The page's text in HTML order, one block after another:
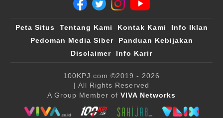
Peta Situs Tentang Kami Kontak Kami
Info Iklan
Pedoman Media Siber
Panduan Kebijakan
Disclaimer
Info Karir
100KPJ.com ©2019 - 2026
| All Rights Reserved
A Group Member of VIVA Networks